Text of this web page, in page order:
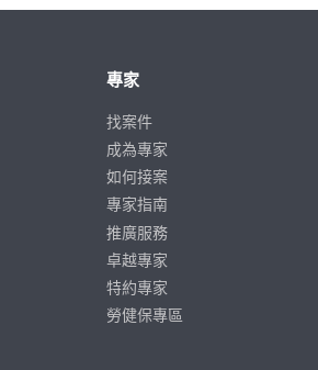
專家
找案件
成為專家
如何接案
專家指南
推廣服務
卓越專家
特約專家
勞健保專區